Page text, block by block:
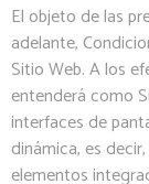
El objeto de las
adelante,
Sitio Web. A los
entenderá como
interfaces de
dinámica, es
elementos